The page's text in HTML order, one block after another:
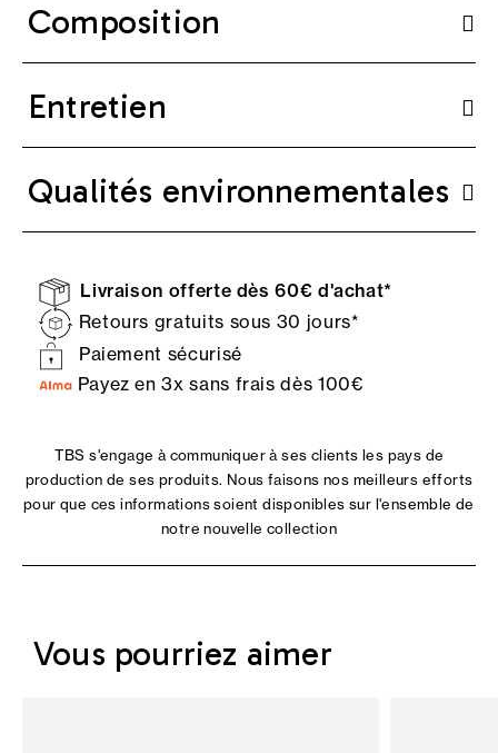
Composition
Entretien
Qualités environnementales
Livraison offerte dès 60€ d'achat*
Retours gratuits sous 30 jours*
Paiement sécurisé
Payez en 3x sans frais dès 100€
TBS s'engage à communiquer à ses clients les pays de
production de ses produits. Nous faisons nos meilleurs efforts
pour que ces informations soient disponibles sur l'ensemble de
notre nouvelle collection
Vous pourriez aimer